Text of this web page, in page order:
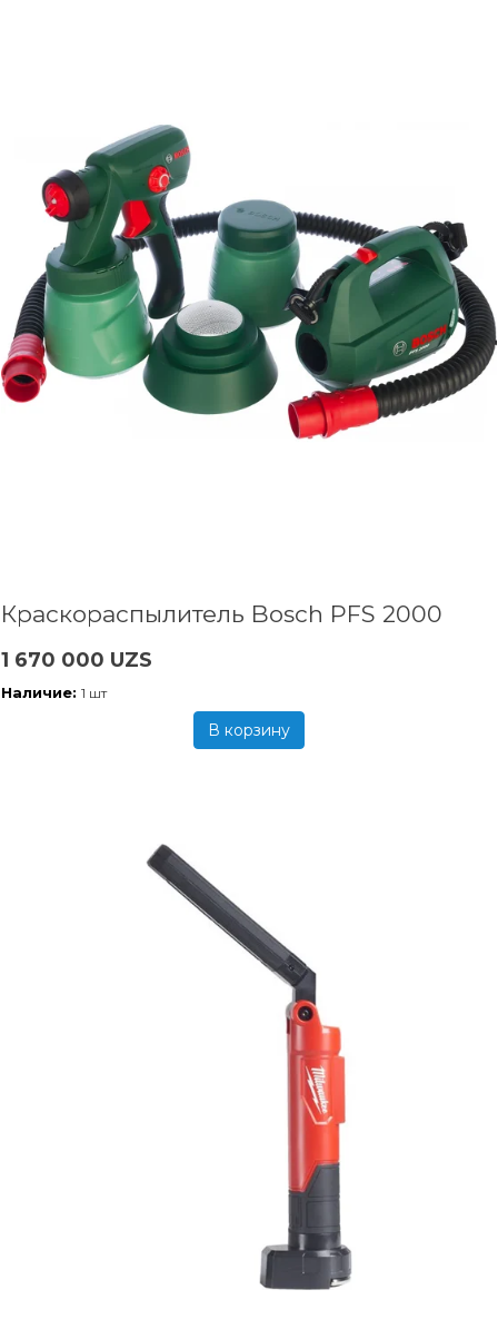
Краскораспылитель Bosch PFS 2000
1 670 000 UZS
Наличие: 1 шт
В корзину